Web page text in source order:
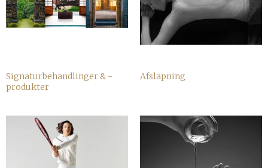
Signaturbehandlinger & -
produkter
Afslapning